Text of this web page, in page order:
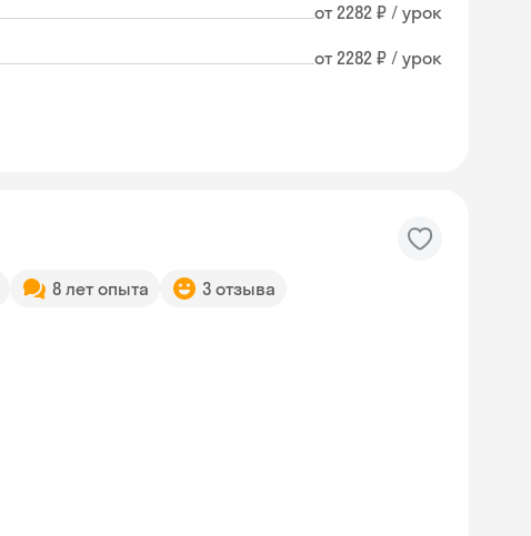
от 2282 ₽ / урок
от 2282 ₽ / урок
8 лет опыта 3 отзыва